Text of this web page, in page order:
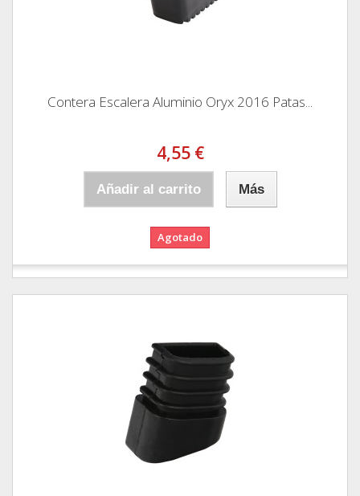
Contera Escalera Aluminio Oryx 2016 Patas...
4,55 €
Añadir al carrito Más
Agotado